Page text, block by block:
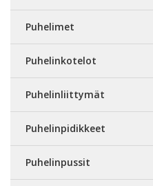
Puhelimet
Puhelinkotelot
Puhelinliittymät
Puhelinpidikkeet
Puhelinpussit